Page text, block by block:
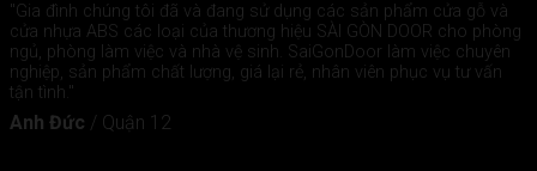
"Gia đình chúng tôi đã và đang sử dụng các sản phẩm cửa gỗ và
cửa nhựa ABS các loại của thương hiệu SÀI GÒN DOOR cho phòng
ngủ, phòng làm việc và nhà vệ sinh. SaiGonDoor làm việc chuyên
nghiệp, sản phẩm chất lượng, giá lại rẻ, nhân viên phục vụ tư vấn
tận tình."
Anh Đức / Quận 12